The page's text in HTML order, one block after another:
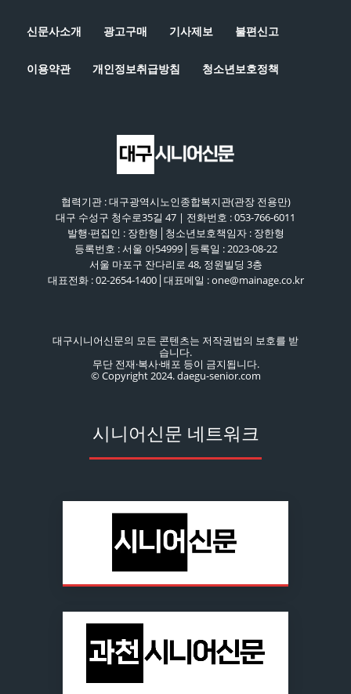
44:42
신문사소개 광고구매 기사제보 불편신고
이용약관 개인정보취급방침 청소년보호정책
협력기관 : 대구광역시노인종합복지관(관장 전용만)
대구 수성구 청수로35길 47 | 전화번호 : 053-766-6011
발행·편집인 : 장한형│청소년보호책임자 : 장한형
등록번호 : 서울 아54999│등록일 : 2023-08-22
서울 마포구 잔다리로 48, 정원빌딩 3층
대표전화 : 02-2654-1400│대표메일 : one@mainage.co.kr
대구시니어신문의 모든 콘텐츠는 저작권법의 보호를 받
습니다.
무단 전재·복사·배포 등이 금지됩니다.
© Copyright 2024. daegu-senior.com
시니어신문 네트워크